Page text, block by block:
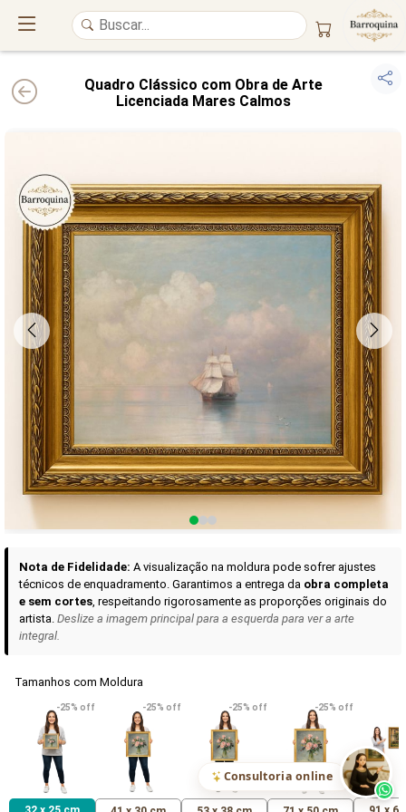
Trazemos a imponência das maiores obras de arte do mundo
para o
alto padrão da sua casa. Nosso acervo reúne a genialidade degrandes
pintores renomados
e o requinte inconfundível
das obras do
século XIX Canvas 100% Algodão
,
molduras em
e impressão com Pigmentação Mineral
QUALIDADE DE MUSEU GARANTIA ETERNA
Curadoria das Campanhas
A seleção de obras-primas apresentadas em nossos vídeos nas redes
sociais, reunidas aqui para sua apreciação.
VER DETALHES
Madona de Loreto
R$ 538,42
VER DETALHES
Narciso- caravaggio
R$ 365,92
VER
Maria
uma Rosa
R$ 365,92
Consultoria online
Quadro Clássico com Obra de Arte
Licenciada Mares Calmos
Nota de Fidelidade: A visualização na moldura pode sofrer ajustes
técnicos de enquadramento. Garantimos a entrega da obra completa
e sem cortes, respeitando rigorosamente as proporções originais do
artista. Deslize a imagem principal para a esquerda para ver a arte
integral.
Tamanhos com Moldura
-25% off -25% off -25% off -25% off